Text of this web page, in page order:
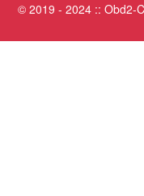
© 2019 - 2024 :: Obd2-